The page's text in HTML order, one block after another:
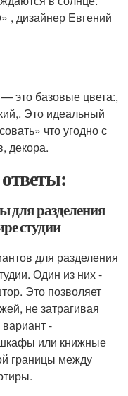
, дизайнер Евгений
это базовые цвета:,
Это идеальный
что угодно с
декора.
для разделения
студии
для разделения
Один из них -
Это позволяет
не затрагивая
-
шкафы или книжные
границы между